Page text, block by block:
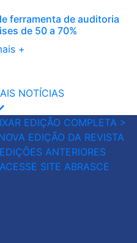
ferramenta de auditoria
de 50 a 70%
+
NOTÍCIAS
EDIÇÃO COMPLETA >
EDIÇÃO DA REVISTA
ANTERIORES
SITE ABRASCE